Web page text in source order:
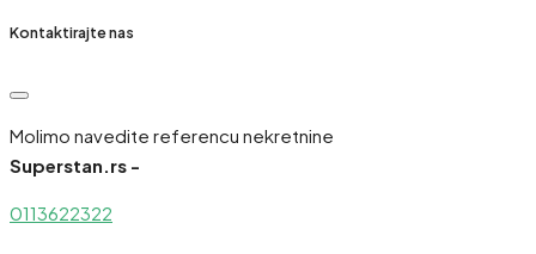
Kontaktirajte nas
Molimo navedite referencu nekretnine
Superstan.rs -
0113622322